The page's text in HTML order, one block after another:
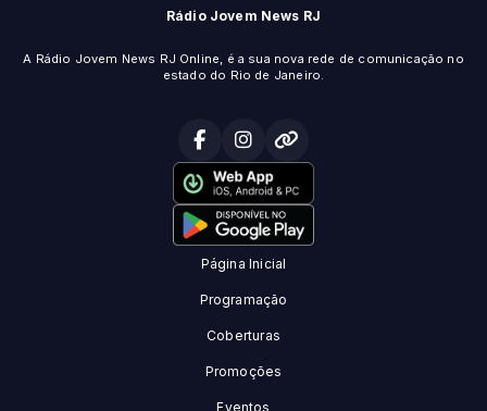
Rádio Jovem News RJ
A Rádio Jovem News RJ Online, é a sua nova rede de comunicação no
estado do Rio de Janeiro.
Página Inicial
Programação
Coberturas
Promoções
Eventos